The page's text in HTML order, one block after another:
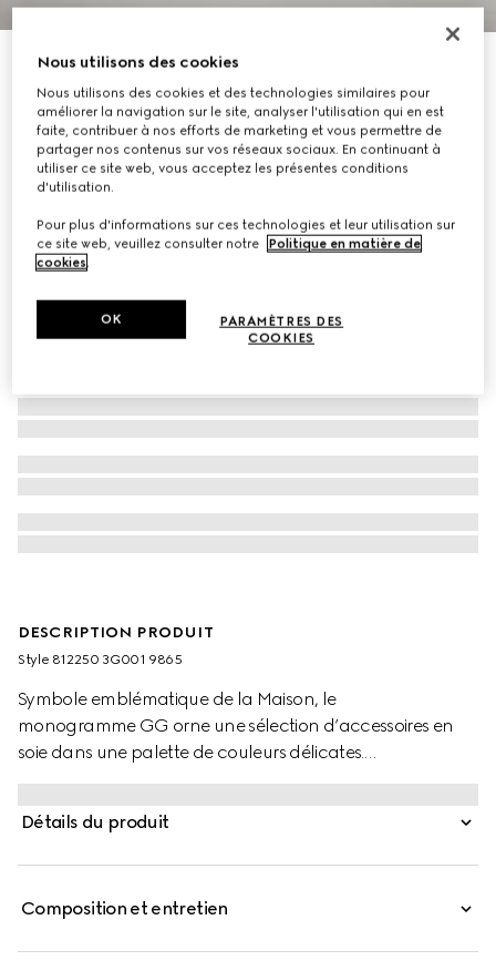
Ruban en soie imprimée
€ 210
Déclinaisonscamel
DESCRIPTION PRODUIT
Style ‎812250 3G001 9865
Symbole emblématique de la Maison, le
monogramme GG orne une sélection d’accessoires en
soie dans une palette de couleurs délicates.
Confectionné en soie marron, ce ruban est orné d’un
motif GG laminé.
Détails du produit
Composition et entretien
Nous utilisons des cookies
Nous utilisons des cookies et des technologies similaires pour
améliorer la navigation sur le site, analyser l'utilisation qui en est
faite, contribuer à nos efforts de marketing et vous permettre de
partager nos contenus sur vos réseaux sociaux. En continuant à
utiliser ce site web, vous acceptez les présentes conditions
d'utilisation.
Pour plus d'informations sur ces technologies et leur utilisation sur
ce site web, veuillez consulter notre
Politique en matière de
cookies.
PARAMÈTRES DES
COOKIES
OK